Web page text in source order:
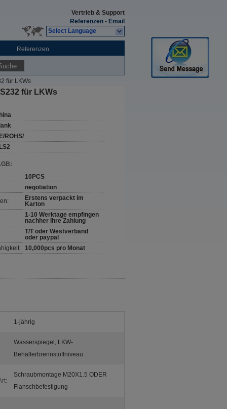
Vertrieb & Support
Referenzen - Email
Select Language
Referenzen
für LKWs
für LKWs
ROHS/
10PCS
negotiation
Erstens verpackt im
Karton
1-10 Werktage empfingen
nachher Ihre Zahlung
T/T oder Westverband
oder paypal
10,000pcs pro Monat
1-jährig
Wasserspiegel, LKW-
Behälterbrennstoffniveau
Schraubmontage M20X1.5 ODER
Flanschbefestigung